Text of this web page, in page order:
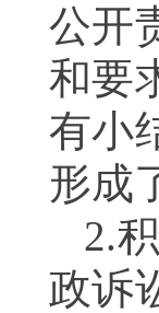
公开
和要
有小
形成
2.
政诉